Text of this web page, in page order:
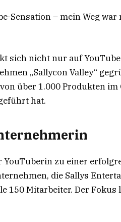
Sensation – mein Weg
sich nicht nur auf
„Sallycon Valley“
über 1.000 Produkten im
hat.
YouTuberin zu einer
die Sallys
150 Mitarbeiter. Der